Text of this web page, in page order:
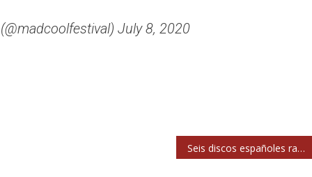
July 8, 2020
Seis discos españoles random que me flipan porque sí y ya